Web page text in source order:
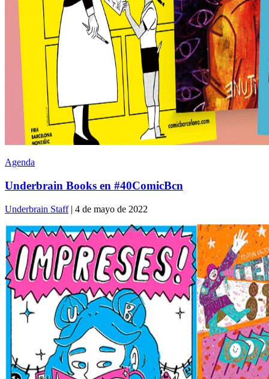
Agenda
Underbrain Books en #40ComicBcn
Underbrain Staff| 4 de mayo de 2022